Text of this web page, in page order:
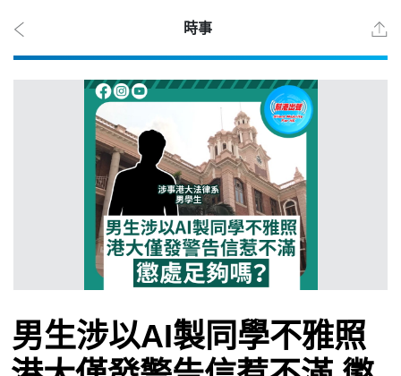
時事
觀點
時事
男生涉以AI製同學不雅照